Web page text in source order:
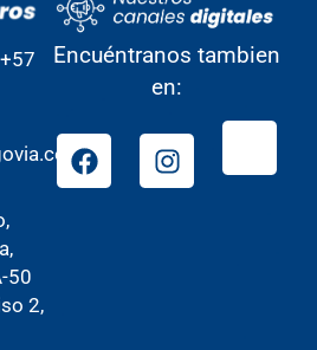
+57
50
2,
Encuéntranos tambien
en: